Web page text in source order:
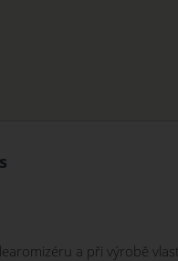
a při výrobě